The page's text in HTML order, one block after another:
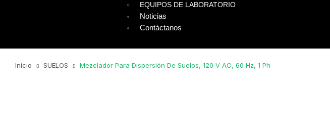
EQUIPOS DE LABORATORIO
Noticias
Contáctanos
Inicio SUELOS Mezclador Para Dispersión De Suelos, 120 V AC, 60 Hz, 1 Ph